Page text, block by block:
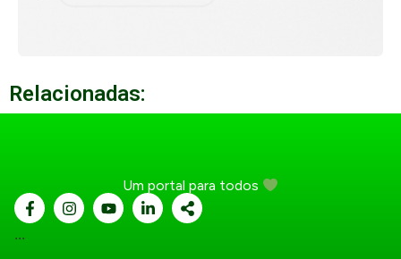
Relacionadas:
Um portal para todos
...